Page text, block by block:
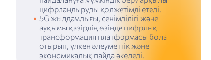
цифрландыруды қолжетімді етеді.
5G жылдамдығы, сенімділігі және
ауқымы қазірдің өзінде цифрлық
трансформация платформасы бола
отырып, үлкен әлеуметтік және
экономикалық пайда әкеледі.